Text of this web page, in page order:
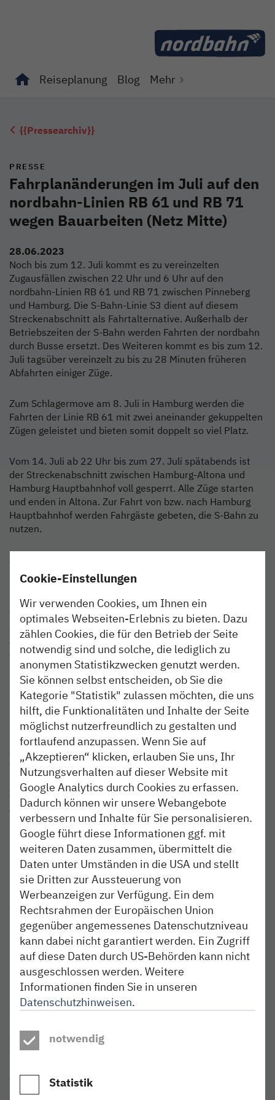
Reiseplanung Blog Mehr
{{Pressearchiv}}
PRESSE
Fahrplanänderungen im Juli auf den
nordbahn-Linien RB 61 und RB 71
wegen Bauarbeiten (Netz Mitte)
28.06.2023
Noch bis zum 12. Juli kommt es zu vereinzelten
Zugausfällen zwischen 22 Uhr und 6 Uhr auf den
nordbahn-Linien RB 61 und RB 71 zwischen Pinneberg
und Hamburg. Die S-Bahn-Linie S3 dient auf diesem
Streckenabschnitt als Fahrtalternative. Außerhalb der
Betriebszeiten der S-Bahn werden Fahrten der nordbahn
durch Busse ersetzt. Des Weiteren kommt es bis zum 12.
Juli tagsüber vereinzelt zu bis zu 28 Minuten früheren
Abfahrten einiger Züge.
Zum Schlagermove am 8. Juli in Hamburg werden die
Fahrten der Linie RB 61 mit zwei aneinander gekuppelten
Zügen geleistet und bieten somit doppelt so viel Platz.
Vom 14. Juli ab 22 Uhr bis zum 27. Juli spätabends ist
der Streckenabschnitt zwischen Hamburg-Altona und
Hamburg Hauptbahnhof voll gesperrt. Alle Züge starten
und enden in Altona. Zur Fahrt von bzw. nach Hamburg
Hauptbahnhof werden Fahrgäste gebeten, die S-Bahn zu
nutzen.
Güterumgehungsbahn nachts und frühmorgens zu
Fahrzeitverlängerungen einzelner Fahrten bis zu 25
Minuten. Am 31. Juli entfallen einzelne Züge in den sehr
frühen und späten Abendstunden zwischen Hamburg-
Altona und Pinneberg komplett. Für entfallende
Zugfahrten wird ein Ersatzverkehr mit Bussen
eingerichtet.
Die nordbahn bittet ihre Fahrgäste, sich rechtzeitig vor
Reisebeginn über die Änderungen zu informieren. Die
Busse des Ersatzverkehrs bieten jeweils Anschluss an die
nordbahn-Züge. Die Haltestellen der Busse sind im
Ersatzfahrplan benannt. Fahrräder können in den Bussen
des Ersatzverkehrs nicht mitgenommen werden. Hinweis
für mobilitätseingeschränkte Reisende: Die Busse bieten
nach Möglichkeit einen Niederflureinstieg. Informationen
zu allen Fahrplanänderungen erhalten die Fahrgäste circa
jeweils eine Woche vorab auf der Homepage nordbahn.de
sowie über den kostenfrei zu abonnierenden E-Mail-
Newsletter. nordbahn-Servicetelefon: 040/303 977-333.
Über die nordbahn
Die NBE nordbahn Eisenbahngesellschaft mbH & Co. KG
mit Sitz in Kaltenkirchen ist ein Tochterunternehmen der
AKN Eisenbahn GmbH und der BeNEX GmbH. Die
nordbahn bedient nach gewonnenen Ausschreibungen die
Linien Bad Oldesloe – Bad Segeberg – Neumünster (RB
82), Neumünster – Heide – Büsum (RB 63), Itzehoe –
Hamburg Hauptbahnhof (RB 61) und Itzehoe/Wrist –
Hamburg-Altona (RB 71). Zum Fahrplanwechsel 2023
übernimmt die nordbahn die Linien Flensburg – Kiel (RE
72), Eckernförde – Kiel (RB 73), Kiel – Husum (RE 74), Kiel
– Rendsburg (RB 75) und Husum – Bad St. Peter-Ording
fahren, gehört der Deutschen Bahn AG. Die nordbahn
fährt mit ihren Zügen im Auftrag des Landes Schleswig-
vertreten durch die NAH.SH Nahverkehrsverbund
Schleswig-Holstein GmbH, im Rahmen von
Cookie-Einstellungen
Wir verwenden Cookies, um Ihnen ein
optimales Webseiten-Erlebnis zu bieten. Dazu
zählen Cookies, die für den Betrieb der Seite
notwendig sind und solche, die lediglich zu
anonymen Statistikzwecken genutzt werden.
Sie können selbst entscheiden, ob Sie die
Kategorie "Statistik" zulassen möchten, die uns
hilft, die Funktionalitäten und Inhalte der Seite
möglichst nutzerfreundlich zu gestalten und
fortlaufend anzupassen. Wenn Sie auf
„Akzeptieren“ klicken, erlauben Sie uns, Ihr
Nutzungsverhalten auf dieser Website mit
Google Analytics durch Cookies zu erfassen.
Dadurch können wir unsere Webangebote
verbessern und Inhalte für Sie personalisieren.
Google führt diese Informationen ggf. mit
weiteren Daten zusammen, übermittelt die
Daten unter Umständen in die USA und stellt
sie Dritten zur Aussteuerung von
Werbeanzeigen zur Verfügung. Ein dem
Rechtsrahmen der Europäischen Union
gegenüber angemessenes Datenschutzniveau
kann dabei nicht garantiert werden. Ein Zugriff
auf diese Daten durch US-Behörden kann nicht
ausgeschlossen werden. Weitere
Informationen finden Sie in unseren
Datenschutzhinweisen.
notwendig
Statistik